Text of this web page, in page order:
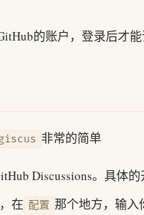
的账户，登录后才能
非常的简单
Discussions。具体
在 配置 那个地方，输入